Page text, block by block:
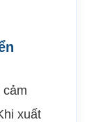
xuất